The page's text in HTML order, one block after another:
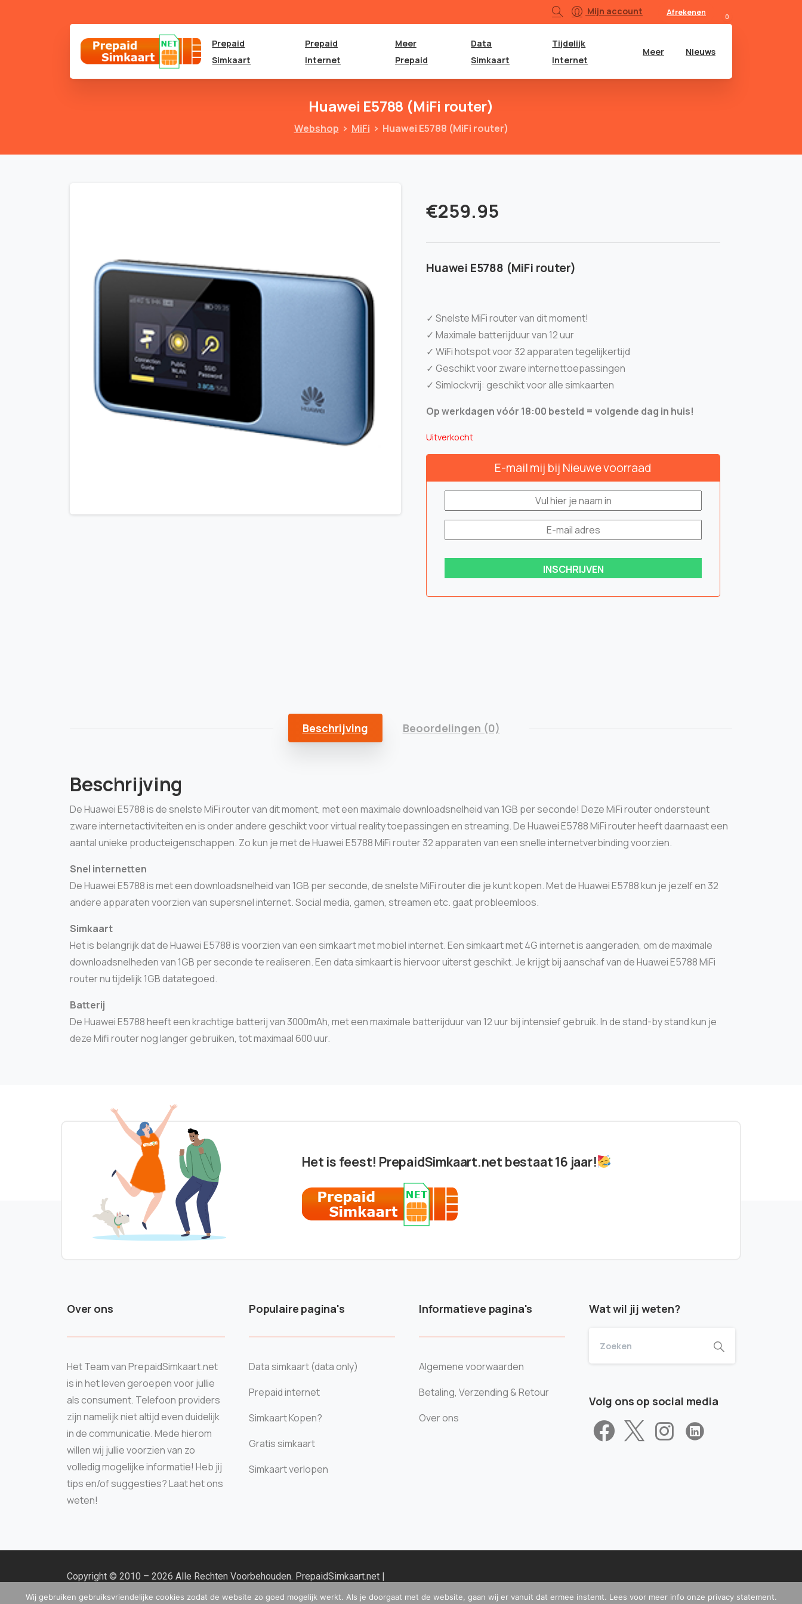
Mijn account Afrekenen 0
Prepaid
Simkaart
Prepaid
Internet
Meer
Prepaid
Data
Simkaart
Tijdelijk
Internet
Meer Nieuws
Huawei E5788 (MiFi router)
Webshop MiFi Huawei E5788 (MiFi router)
€259.95
Huawei E5788 (MiFi router)
✓ Snelste MiFi router van dit moment!
✓ Maximale batterijduur van 12 uur
✓ WiFi hotspot voor 32 apparaten tegelijkertijd
✓ Geschikt voor zware internettoepassingen
✓ Simlockvrij: geschikt voor alle simkaarten
Op werkdagen vóór 18:00 besteld = volgende dag in huis!
Uitverkocht
E-mail mij bij Nieuwe voorraad
Beschrijving Beoordelingen (0)
Beschrijving
De Huawei E5788 is de snelste MiFi router van dit moment, met een maximale downloadsnelheid van 1GB per seconde! Deze MiFi router ondersteunt
zware internetactiviteiten en is onder andere geschikt voor virtual reality toepassingen en streaming. De Huawei E5788 MiFi router heeft daarnaast een
aantal unieke producteigenschappen. Zo kun je met de Huawei E5788 MiFi router 32 apparaten van een snelle internetverbinding voorzien.
Snel internetten
De Huawei E5788 is met een downloadsnelheid van 1GB per seconde, de snelste MiFi router die je kunt kopen. Met de Huawei E5788 kun je jezelf en 32
andere apparaten voorzien van supersnel internet. Social media, gamen, streamen etc. gaat probleemloos.
Simkaart
Het is belangrijk dat de Huawei E5788 is voorzien van een simkaart met mobiel internet. Een simkaart met 4G internet is aangeraden, om de maximale
downloadsnelheden van 1GB per seconde te realiseren. Een data simkaart is hiervoor uiterst geschikt. Je krijgt bij aanschaf van de Huawei E5788 MiFi
router nu tijdelijk 1GB datategoed.
Batterij
De Huawei E5788 heeft een krachtige batterij van 3000mAh, met een maximale batterijduur van 12 uur bij intensief gebruik. In de stand-by stand kun je
deze Mifi router nog langer gebruiken, tot maximaal 600 uur.
Het is feest! PrepaidSimkaart.net bestaat 16 jaar!
Over ons
Het Team van PrepaidSimkaart.net
is in het leven geroepen voor jullie
als consument. Telefoon providers
zijn namelijk niet altijd even duidelijk
in de communicatie. Mede hierom
willen wij jullie voorzien van zo
volledig mogelijke informatie! Heb jij
tips en/of suggesties? Laat het ons
weten!
Populaire pagina's
Data simkaart (data only)
Prepaid internet
Simkaart Kopen?
Gratis simkaart
Simkaart verlopen
Informatieve pagina's
Algemene voorwaarden
Betaling, Verzending & Retour
Over ons
Wat wil jij weten?
Volg ons op social media
Copyright © 2010 – 2026 Alle Rechten Voorbehouden. PrepaidSimkaart.net |
Kamer van Koophandel: 99862840 | BTW: NL869164521B01 |
Wij gebruiken gebruiksvriendelijke cookies zodat de website zo goed mogelijk werkt. Als je doorgaat met de website, gaan wij er vanuit dat ermee instemt. Lees voor meer info onze privacy statement.